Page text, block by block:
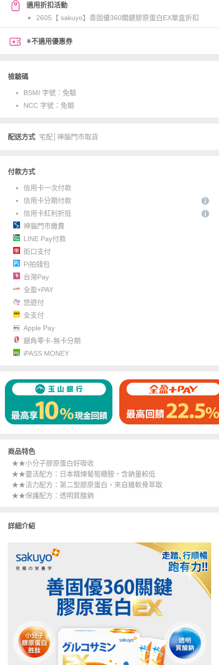
適用折扣活動
2605【 sakuyo】善固優360關鍵膠原蛋白EX單盒折扣
※不適用優惠券
檢驗碼
BSMI 字號： 免驗
NCC 字號： 免驗
配送方式 宅配│神腦門市取貨
付款方式
信用卡一次付款
信用卡分期付款
信用卡紅利折抵
神腦門市繳費
LINE Pay付款
街口支付
Pi拍錢包
台灣Pay
全盈+PAY
悠遊付
全支付
Apple Pay
銀角零卡-無卡分期
iPASS MONEY
商品特色
★★小分子膠原蛋白好吸收
★★靈活配方：日本精煉葡萄糖胺，含鈉量較低
★★活力配方：第二型膠原蛋白，來自雞軟骨萃取
★★保護配方：透明質酸鈉
詳細介紹